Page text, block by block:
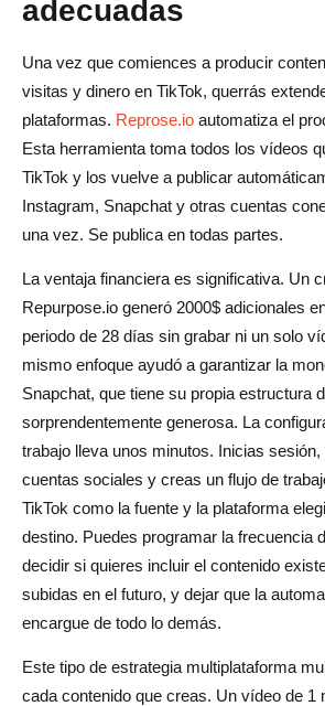
adecuadas
Una vez que comiences a producir
visitas y dinero en TikTok, querrás
plataformas. Reprose.io automatiza el
Esta herramienta toma todos los vídeos
TikTok y los vuelve a publicar
Instagram, Snapchat y otras cuentas
una vez. Se publica en todas partes.
La ventaja financiera es significativa. Un
Repurpose.io generó 2000$ adicionales
periodo de 28 días sin grabar ni un solo
mismo enfoque ayudó a garantizar la
Snapchat, que tiene su propia estructura
sorprendentemente generosa. La
trabajo lleva unos minutos. Inicias
cuentas sociales y creas un flujo de
TikTok como la fuente y la plataforma
destino. Puedes programar la frecuencia
decidir si quieres incluir el contenido
subidas en el futuro, y dejar que la
encargue de todo lo demás.
Este tipo de estrategia multiplataforma
cada contenido que creas. Un vídeo de 1